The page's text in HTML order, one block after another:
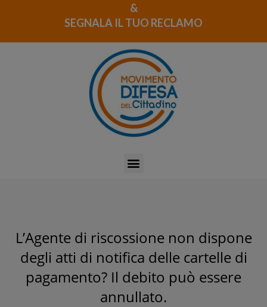
&
SEGNALA IL TUO RECLAMO
L’Agente di riscossione non dispone
degli atti di notifica delle cartelle di
pagamento? Il debito può essere
annullato.